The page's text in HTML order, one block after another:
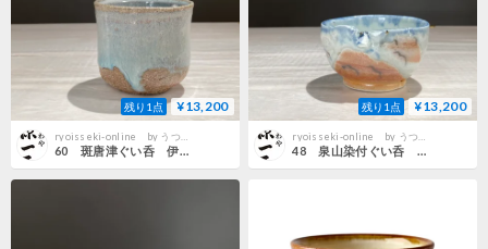
残り1点 ¥13,200
ryoisseki-online by うつわや涼一石
60 斑唐津ぐい呑 伊藤明美
残り1点 ¥13,200
ryoisseki-online by うつわや涼一石
48 泉山染付ぐい呑 マイケルマルティノ